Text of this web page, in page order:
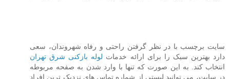
سایت برچسب با در نظر گرفتن راحتی و رفاه شهروندان، سعی
دارد بهترین سبک را برای ارائه خدمات لوله بازکنی شرق تهران
انتخاب کند. به این صورت که تنها با وارد شدن به صفحه مربوطه
در سایت، می توانید لیستی از شماره تماس های نزدیک ترین افراد